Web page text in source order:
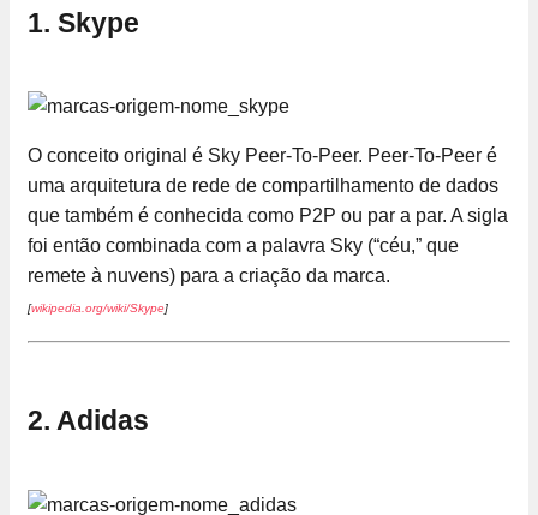
1. Skype
O conceito original é Sky Peer-To-Peer. Peer-To-Peer é
uma arquitetura de rede de compartilhamento de dados
que também é conhecida como P2P ou par a par. A sigla
foi então combinada com a palavra Sky (“céu,” que
remete à nuvens) para a criação da marca.
[wikipedia.org/wiki/Skype]
2. Adidas